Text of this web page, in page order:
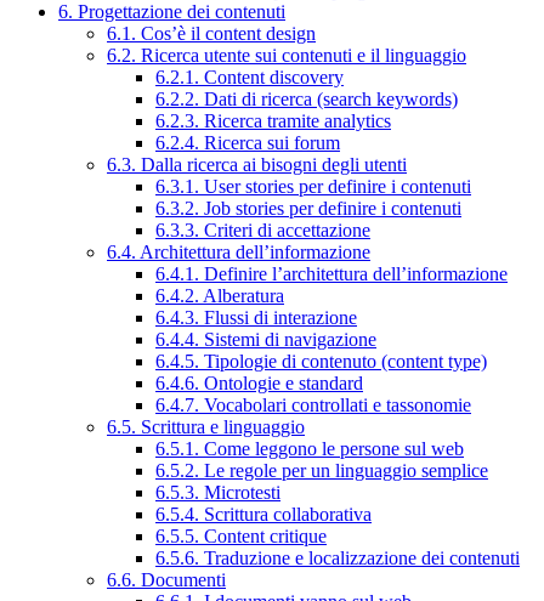
6. Progettazione dei contenuti
6.1. Cos’è il content design
6.2. Ricerca utente sui contenuti e il linguaggio
6.2.1. Content discovery
6.2.2. Dati di ricerca (search keywords)
6.2.3. Ricerca tramite analytics
6.2.4. Ricerca sui forum
6.3. Dalla ricerca ai bisogni degli utenti
6.3.1. User stories per definire i contenuti
6.3.2. Job stories per definire i contenuti
6.3.3. Criteri di accettazione
6.4. Architettura dell’informazione
6.4.1. Definire l’architettura dell’informazione
6.4.2. Alberatura
6.4.3. Flussi di interazione
6.4.4. Sistemi di navigazione
6.4.5. Tipologie di contenuto (content type)
6.4.6. Ontologie e standard
6.4.7. Vocabolari controllati e tassonomie
6.5. Scrittura e linguaggio
6.5.1. Come leggono le persone sul web
6.5.2. Le regole per un linguaggio semplice
6.5.3. Microtesti
6.5.4. Scrittura collaborativa
6.5.5. Content critique
6.5.6. Traduzione e localizzazione dei contenuti
6.6. Documenti